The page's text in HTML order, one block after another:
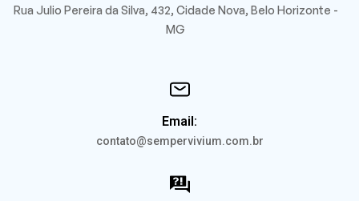
Rua Julio Pereira da Silva, 432, Cidade Nova, Belo Horizonte -
MG
Email:
contato@sempervivium.com.br